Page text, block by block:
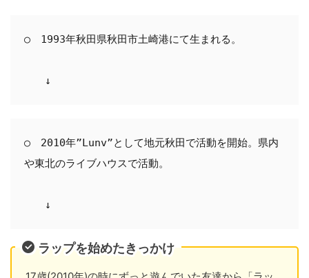
○　1993年秋田県秋田市土崎港にて生まれる。
↓
○　2010年”Lunv”として地元秋田で活動を開始。県内
や東北のライブハウスで活動。
↓
ラップを始めたきっかけ